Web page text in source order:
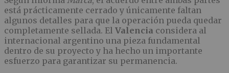
está prácticamente cerrado y únicamente faltan
algunos detalles para que la operación pueda quedar
completamente sellada. El Valencia considera al
internacional argentino una pieza fundamental
dentro de su proyecto y ha hecho un importante
esfuerzo para garantizar su permanencia.